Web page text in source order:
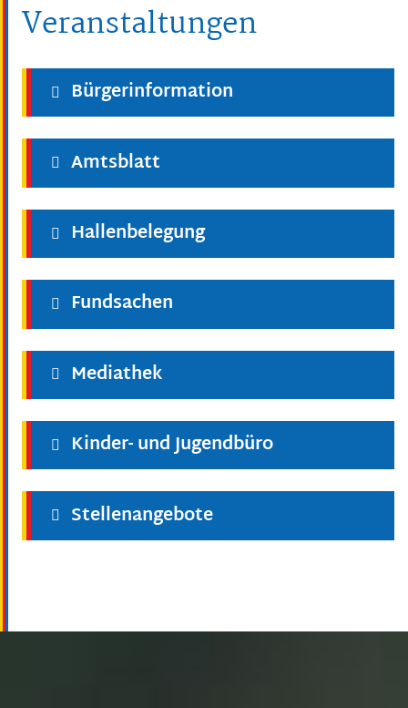
Veranstaltungen
Bürgerinformation
Amtsblatt
Hallenbelegung
Fundsachen
Mediathek
Kinder- und Jugendbüro
Stellenangebote